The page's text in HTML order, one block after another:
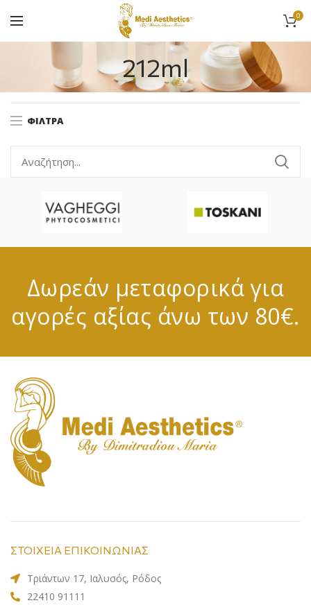
0
212ml
ΦΊΛΤΡΑ
Δωρεάν μεταφορικά για
αγορές αξίας άνω των 80€.
ΣΤΟΙΧΕΙΑ ΕΠΙΚΟΙΝΩΝΙΑΣ
Τριάντων 17, Ιαλυσός, Ρόδος
22410 91111